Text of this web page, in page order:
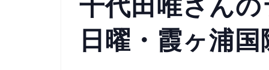
日曜・霞ヶ浦